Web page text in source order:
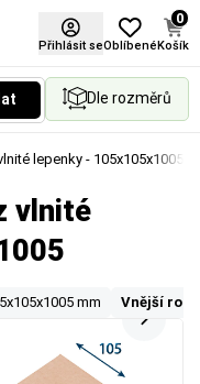
Přihlásit seOblíbené
0
Košík
Dle rozměrů
lepenky - 105x105x1005
vlnité
mm Vnější